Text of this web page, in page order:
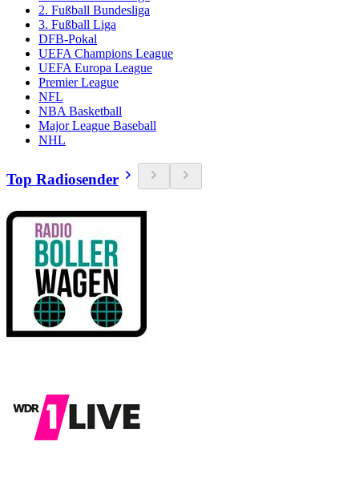
2. Fußball Bundesliga
3. Fußball Liga
DFB-Pokal
UEFA Champions League
UEFA Europa League
Premier League
NFL
NBA Basketball
Major League Baseball
NHL
Top Radiosender